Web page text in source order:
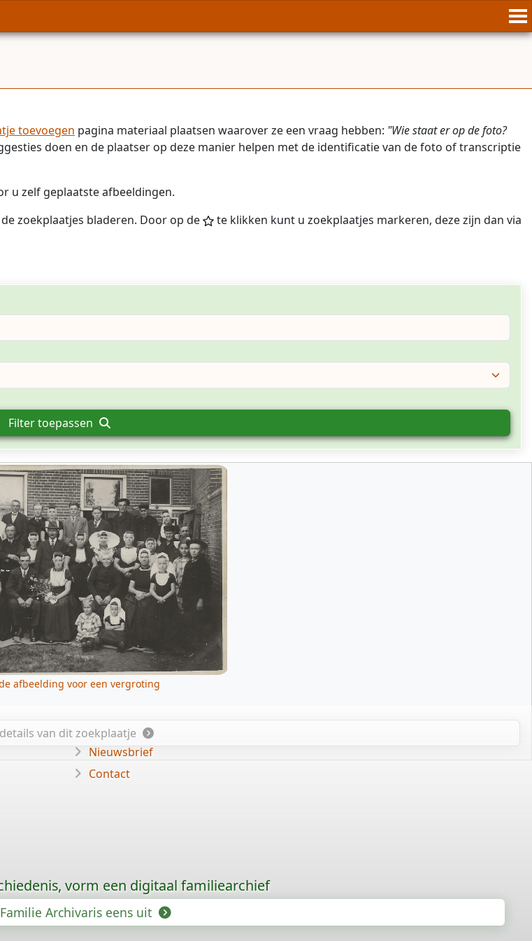
toevoegen pagina materiaal plaatsen waarover ze een vraag hebben: "Wie staat er op de foto?
doen en de plaatser op deze manier helpen met de identificatie van de foto of transcriptie
u zelf geplaatste afbeeldingen.
zoekplaatjes bladeren. Door op de
te klikken kunt u zoekplaatjes markeren, deze zijn dan via
Filter toepassen
afbeelding voor een vergroting
van dit zoekplaatje
Nieuwsbrief
Contact
vorm een digitaal familiearchief
Archivaris eens uit